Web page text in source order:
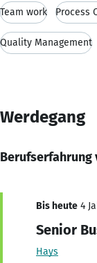
Team work Process
Quality Management
Werdegang
Berufserfahrung
Bis heute 4
Senior
Hays